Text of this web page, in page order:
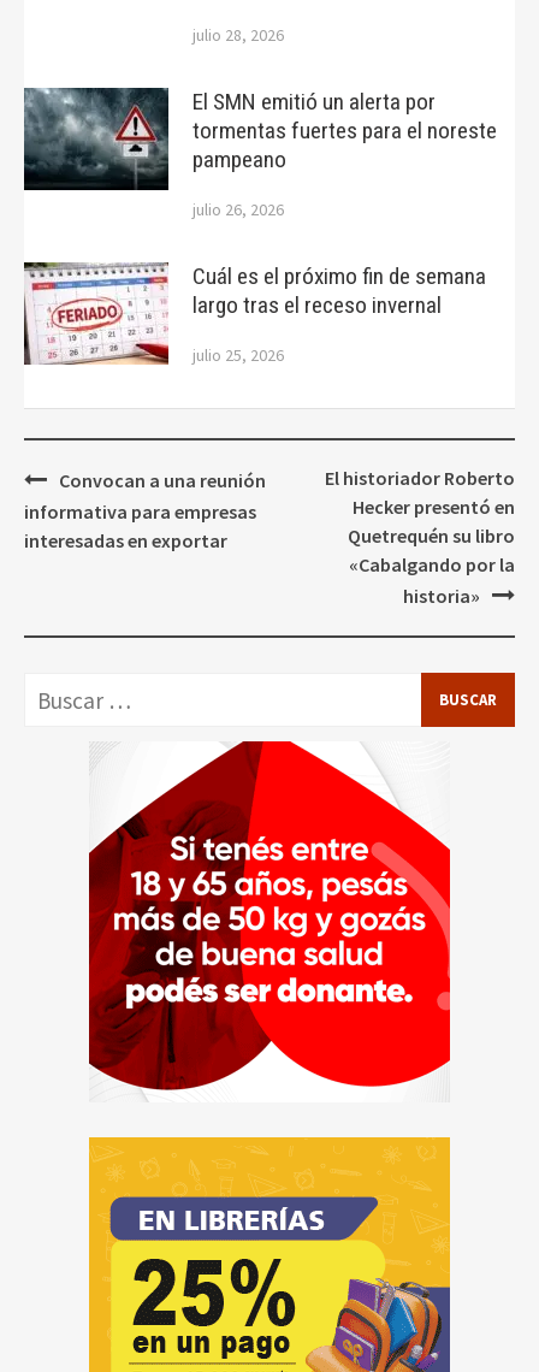
julio 28, 2026
El SMN emitió un alerta por
tormentas fuertes para el noreste
pampeano
julio 26, 2026
Cuál es el próximo fin de semana
largo tras el receso invernal
julio 25, 2026
Navegación
de
entradas
Convocan a una reunión
informativa para empresas
interesadas en exportar
El historiador Roberto
Hecker presentó en
Quetrequén su libro
«Cabalgando por la
historia»
Buscar: